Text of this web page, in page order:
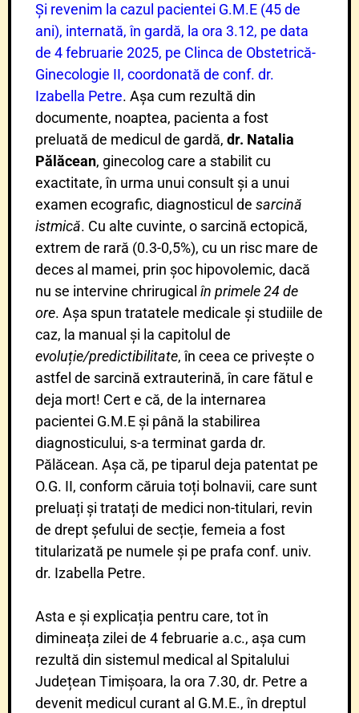
Și revenim la cazul pacientei G.M.E (45 de
ani), internată, în gardă, la ora 3.12, pe data
de 4 februarie 2025, pe Clinca de Obstetrică-
Ginecologie II, coordonată de conf. dr.
Izabella Petre. Așa cum rezultă din
documente, noaptea, pacienta a fost
preluată de medicul de gardă, dr. Natalia
Pălăcean, ginecolog care a stabilit cu
exactitate, în urma unui consult și a unui
examen ecografic, diagnosticul de sarcină
istmică. Cu alte cuvinte, o sarcină ectopică,
extrem de rară (0.3-0,5%), cu un risc mare de
deces al mamei, prin șoc hipovolemic, dacă
nu se intervine chrirugical în primele 24 de
ore. Așa spun tratatele medicale și studiile de
caz, la manual și la capitolul de
evoluție/predictibilitate, în ceea ce privește o
astfel de sarcină extrauterină, în care fătul e
deja mort! Cert e că, de la internarea
pacientei G.M.E și până la stabilirea
diagnosticului, s-a terminat garda dr.
Pălăcean. Așa că, pe tiparul deja patentat pe
O.G. II, conform căruia toți bolnavii, care sunt
preluați și tratați de medici non-titulari, revin
de drept șefului de secție, femeia a fost
titularizată pe numele și pe prafa conf. univ.
dr. Izabella Petre.
Asta e și explicația pentru care, tot în
dimineața zilei de 4 februarie a.c., așa cum
rezultă din sistemul medical al Spitalului
Județean Timișoara, la ora 7.30, dr. Petre a
devenit medicul curant al G.M.E., în dreptul